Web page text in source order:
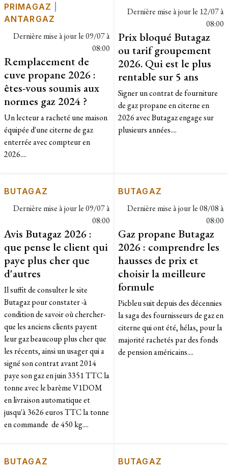
PRIMAGAZ
ANTARGAZ
Dernière mise à jour le09/07 à
08:00
Remplacement de
cuve propane 2026 :
êtes-vous soumis aux
normes gaz 2024 ?
Un lecteur a racheté une maison
équipée d'une citerne de gaz
enterrée avec compteur en
2026....
Dernière mise à jour le 12/07 à
08:00
Prix bloqué Butagaz
ou tarif groupement
2026. Qui est le plus
rentable sur 5 ans
Signer un contrat de fourniture
de gaz propane en citerne en
2026 avec Butagaz engage sur
plusieurs années....
BUTAGAZ
Dernière mise à jour le09/07 à
08:00
Avis Butagaz 2026 :
que pense le client qui
paye plus cher que
d'autres
Il suffit de consulter le site
Butagaz pour constater -à
condition de savoir où chercher-
que les anciens clients payent
leur gaz beaucoup plus cher que
les récents, ainsi un usager qui a
signé son contrat avant 2014
paye son gaz en juin 3351 TTC la
tonne avec le barème V1DOM
en livraison automatique et
jusqu'à 3626 euros TTC la tonne
en commande de 450 kg....
BUTAGAZ
Dernière mise à jour le08/08 à
08:00
Gaz propane Butagaz
2026 : comprendre les
hausses de prix et
choisir la meilleure
formule
Picbleu suit depuis des décennies
la saga des fournisseurs de gaz en
citerne qui ont été, hélas, pour la
majorité rachetés par des fonds
de pension américains....
BUTAGAZ BUTAGAZ